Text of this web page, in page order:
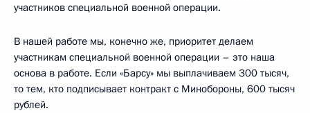
участников специальной военной операции.
В нашей работе мы, конечно же, приоритет делаем
участникам специальной военной операции – это наша
основа в работе. Если «Барсу» мы выплачиваем 300 тысяч,
то тем, кто подписывает контракт с Минобороны, 600 тысяч
рублей.